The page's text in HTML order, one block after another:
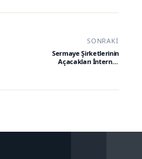
SONRAKI
Sermaye Şirketlerinin
Açacakları İnternet